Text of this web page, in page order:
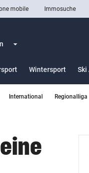
mobile Immosuche
Menü aufklappen
Wintersport Ski
International Regionalliga